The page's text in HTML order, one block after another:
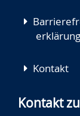
erklärung
Kontakt
Kontakt